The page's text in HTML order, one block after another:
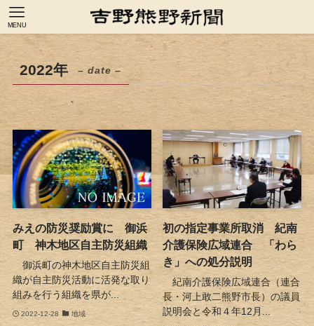
MENU
2022年 – date –
みえの防災奨励賞に 御浜
町 神木地区自主防災組織
御浜町の神木地区自主防災組
織が自主防災活動に活発な取り
組みを行う組織を県が...
2022-12-28 地域
初の指定事業所取消 紀南
介護保険広域連合 「わら
き」への処分説明
紀南介護保険広域連合（連合
長・河上敢二熊野市長）の議員
説明会と令和４年12月...